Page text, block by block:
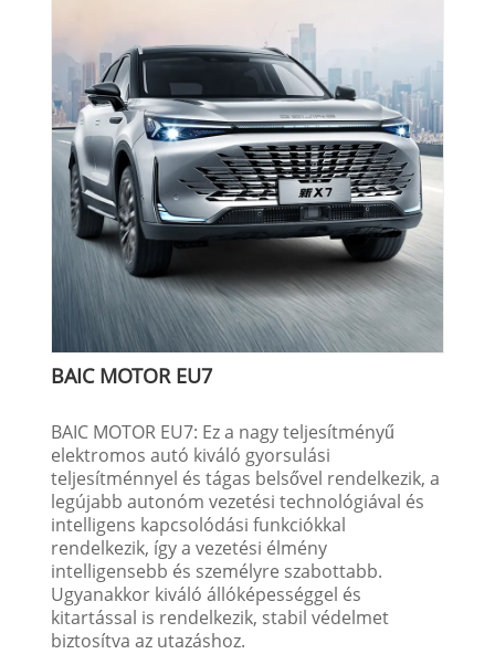
BAIC MOTOR EU7
BAIC MOTOR EU7: Ez a nagy teljesítményű
elektromos autó kiváló gyorsulási
teljesítménnyel és tágas belsővel rendelkezik, a
legújabb autonóm vezetési technológiával és
intelligens kapcsolódási funkciókkal
rendelkezik, így a vezetési élmény
intelligensebb és személyre szabottabb.
Ugyanakkor kiváló állóképességgel és
kitartással is rendelkezik, stabil védelmet
biztosítva az utazáshoz.